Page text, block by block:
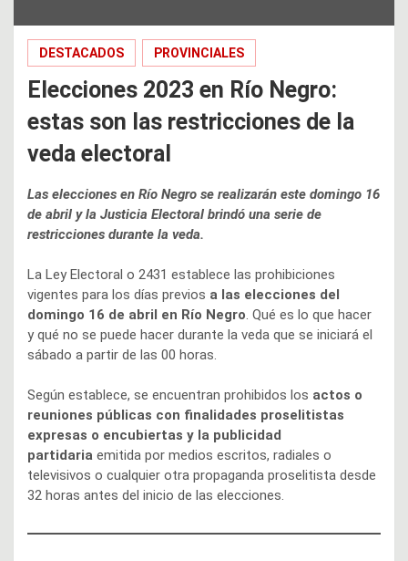
DESTACADOS PROVINCIALES
Elecciones 2023 en Río Negro:
estas son las restricciones de la
veda electoral
Las elecciones en Río Negro se realizarán este domingo 16
de abril y la Justicia Electoral brindó una serie de
restricciones durante la veda.
La Ley Electoral o 2431 establece las prohibiciones
vigentes para los días previos a las elecciones del
domingo 16 de abril en Río Negro. Qué es lo que hacer
y qué no se puede hacer durante la veda que se iniciará el
sábado a partir de las 00 horas.
Según establece, se encuentran prohibidos los actos o
reuniones públicas con finalidades proselitistas
expresas o encubiertas y la publicidad
partidaria emitida por medios escritos, radiales o
televisivos o cualquier otra propaganda proselitista desde
32 horas antes del inicio de las elecciones.